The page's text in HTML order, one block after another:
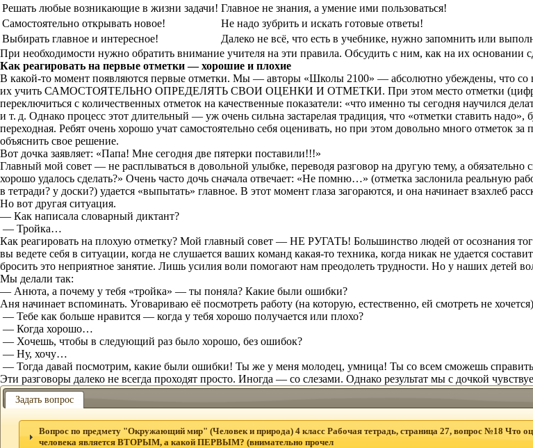
Решать любые возникающие в жизни задачи! Главное не знания, а умение ими пользоваться!
Самостоятельно открывать новое!
Не надо зубрить и искать готовые ответы!
Выбирать главное и интересное!
Далеко не всё, что есть в учебнике, нужно запомнить или
При необходимости нужно обратить внимание учителя на эти правила. Обсудить с ним, как на их основании
Как реагировать на первые отметки — хорошие и плохие
В какой-то момент появляются первые отметки. Мы — авторы «Школы 2100» — абсолютно убеждены, что со
их учить САМОСТОЯТЕЛЬНО ОПРЕДЕЛЯТЬ СВОИ ОЦЕНКИ И ОТМЕТКИ. При этом место отметки (цифры)
переключиться с количественных отметок на качественные показатели: «что именно ты сегодня научился
и т. д. Однако процесс этот длительный — уж очень сильна застарелая традиция, что «отметки ставить надо»,
переходная. Ребят очень хорошо учат самостоятельно себя оценивать, но при этом довольно много отметок
объяснить свое решение.
Вот дочка заявляет: «Папа! Мне сегодня две пятерки поставили!!!»
Главный мой совет — не расплываться в довольной улыбке, переводя разговор на другую тему, а обязательно
хорошо удалось сделать?» Очень часто дочь сначала отвечает: «Не помню…» (отметка заслонила реальную
в тетради? у доски?) удается «выпытать» главное. В этот момент глаза загораются, и она начинает взахлеб
Но вот другая ситуация.
— Как написала словарный диктант?
— Тройка…
Как реагировать на плохую отметку? Мой главный совет — НЕ РУГАТЬ! Большинство людей от осознания
вы ведете себя в ситуации, когда не слушается ваших команд какая-то техника, когда никак не удается
бросить это неприятное занятие. Лишь усилия воли помогают нам преодолеть трудности. Но у наших детей
Мы делали так:
— Анюта, а почему у тебя «тройка» — ты поняла? Какие были ошибки?
Аня начинает вспоминать. Уговариваю её посмотреть работу (на которую, естественно, ей смотреть не
— Тебе как больше нравится — когда у тебя хорошо получается или плохо?
— Когда хорошо…
— Хочешь, чтобы в следующий раз было хорошо, без ошибок?
— Ну, хочу…
— Тогда давай посмотрим, какие были ошибки! Ты же у меня молодец, умница! Ты со всем сможешь
Эти разговоры далеко не всегда проходят просто. Иногда — со слезами. Однако результат мы с дочкой
Задать вопрос
Вопрос по предмету "Окружающий мир" (Человек и природа) 4 класс Рабочая тетрадь, страница 27, вопрос №18 Что
человека является ВТОРЫМ, а какой ПЕРВЫМ? (внимательно прочел